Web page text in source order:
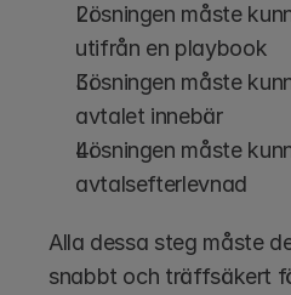
Lösningen måste
utifrån en playbook
Lösningen måste
avtalet innebär
Lösningen måste
avtalsefterlevnad
Alla dessa steg måste
snabbt och träffsäkert